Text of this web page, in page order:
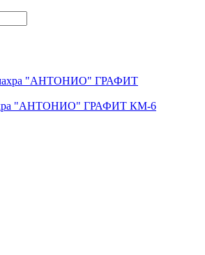
"АНТОНИО" ГРАФИТ КМ-6